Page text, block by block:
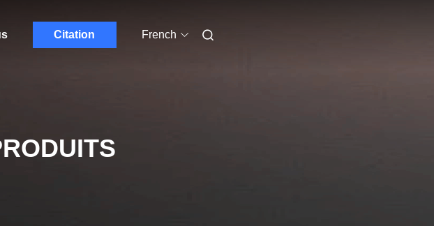
Citation French